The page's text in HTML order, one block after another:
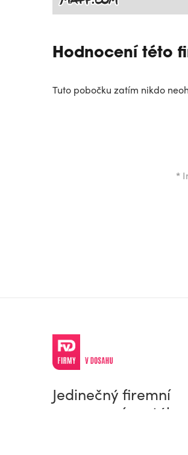
Hodnocení této
Tuto pobočku zatím nikdo
*
Jedinečný firemní
a pracovní portál